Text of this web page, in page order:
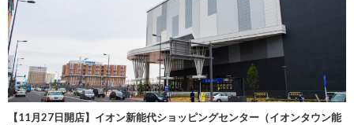
【11月27日開店】イオン新能代ショッピングセンター（イオンタウン能